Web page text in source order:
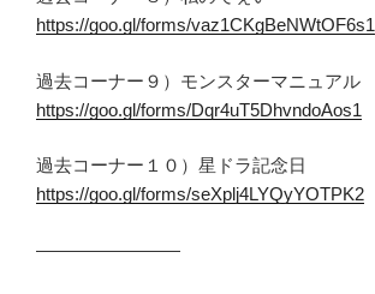
https://goo.gl/forms/vaz1CKgBeNWtOF6s1
過去コーナー９）モンスターマニュアル
https://goo.gl/forms/Dqr4uT5DhvndoAos1
過去コーナー１０）星ドラ記念日
https://goo.gl/forms/seXplj4LYQyYOTPK2
————————